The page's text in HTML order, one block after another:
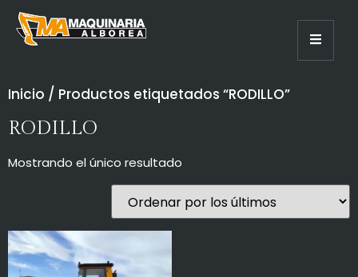
Inicio / Productos etiquetados “RODILLO”
RODILLO
Mostrando el único resultado